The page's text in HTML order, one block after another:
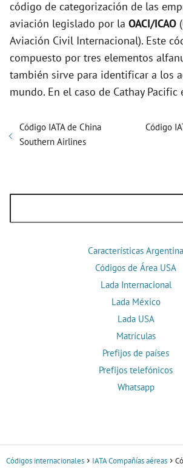
código de categorización de las
aviación legislado por la OACI/ICAO
Aviación Civil Internacional). Este
compuesto por tres elementos
también sirve para identificar a los
mundo. En el caso de Cathay Pacific
Código IATA de China
Southern Airlines
Código
Características Argentina
Códigos de Área USA
Lada Internacional
Lada México
Lada USA
Matrículas
Prefijos de países
Prefijos telefónicos
Whatsapp
Códigos internacionales IATA Compañías aéreas